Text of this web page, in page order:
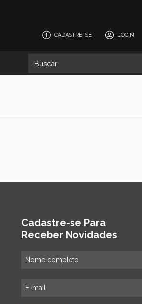
CADASTRE-SE LOGIN
Cadastre-se Para
Receber Novidades